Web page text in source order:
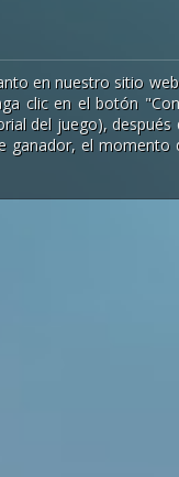
en nuestro sitio
clic en el botón
del juego),
ganador, el